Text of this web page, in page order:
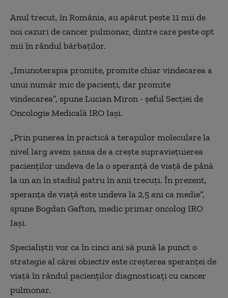
Anul trecut, în România, au apărut peste 11 mii de
noi cazuri de cancer pulmonar, dintre care peste opt
mii în rândul bărbaţilor.
„Imunoterapia promite, promite chiar vindecarea a
unui număr mic de pacienţi, dar promite
vindecarea”, spune Lucian Miron - şeful Secţiei de
Oncologie Medicală IRO Iaşi.
„Prin punerea în practică a terapiilor moleculare la
nivel larg avem şansa de a creşte supravieţuierea
pacienţilor undeva de la o speranţă de viaţă de până
la un an în stadiul patru în anii trecuţi. În prezent,
speranţa de viaţă este undeva la 2,5 ani ca medie”,
spune Bogdan Gafton, medic primar oncolog IRO
Iaşi.
Specialiştii vor ca în cinci ani să pună la punct o
strategie al cărei obiectiv este creşterea speranţei de
viaţă în rândul pacienților diagnosticați cu cancer
pulmonar.